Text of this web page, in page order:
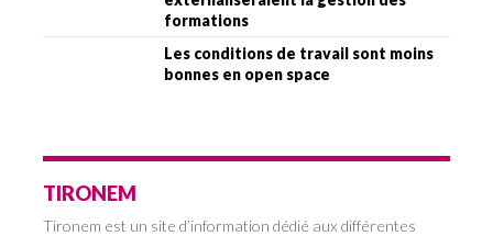
formations
Les conditions de travail sont moins
bonnes en open space
TIRONEM
Tironem est un site d’information dédié aux différentes